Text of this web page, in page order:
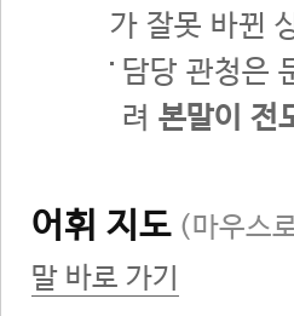
가 잘못 바뀐
담당 관청은
려 본말이 전
어휘 지도 (마우스
말 바로 가기